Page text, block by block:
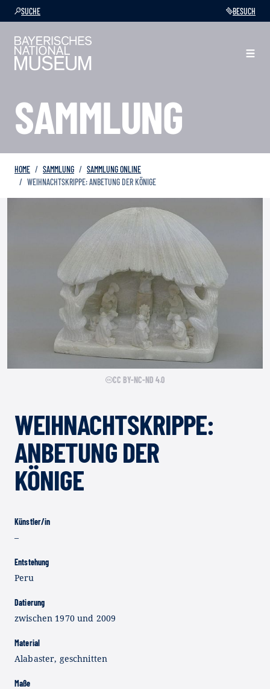
SUCHE BESUCH
SAMMLUNG
HOME SAMMLUNG
SAMMLUNG ONLINE
WEIHNACHTSKRIPPE: ANBETUNG DER KÖNIGE
CC BY-NC-ND 4.0
WEIHNACHTSKRIPPE:
ANBETUNG DER
KÖNIGE
Künstler/in
–
Entstehung
Peru
Datierung
zwischen 1970 und 2009
Material
Alabaster, geschnitten
Maße